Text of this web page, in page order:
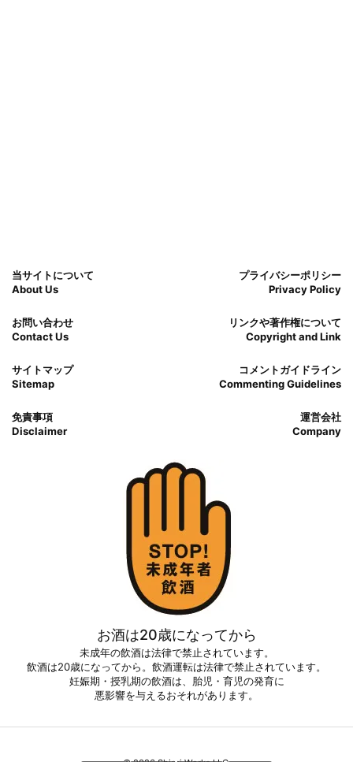
当サイトについて
About Us
プライバシーポリシー
Privacy Policy
お問い合わせ
Contact Us
リンクや著作権について
Copyright and Link
サイトマップ
Sitemap
コメントガイドライン
Commenting Guidelines
免責事項
Disclaimer
運営会社
Company
お酒は20歳になってから
未成年の飲酒は法律で禁止されています。
飲酒は20歳になってから。飲酒運転は法律で禁止されています。
妊娠期・授乳期の飲酒は、胎児・育児の発育に
悪影響を与えるおそれがあります。